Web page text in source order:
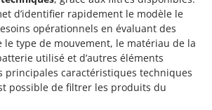
d’identifier rapidement le modèle le
opérationnels en évaluant des
le type de mouvement, le matériau de la
utilisé et d’autres éléments
principales caractéristiques techniques
possible de filtrer les produits du